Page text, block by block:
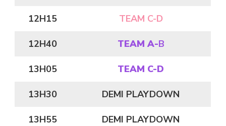
12H15 TEAM C-D
12H40 TEAM A-B
13H05 TEAM C-D
13H30 DEMI PLAYDOWN
13H55 DEMI PLAYDOWN